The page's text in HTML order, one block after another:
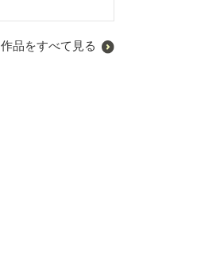
作品をすべて見る